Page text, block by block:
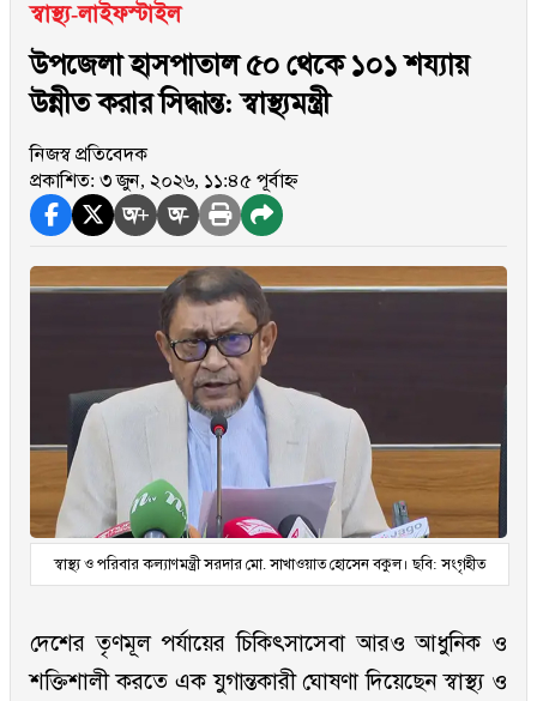
স্বাস্থ্য-লাইফস্টাইল
উপজেলা হাসপাতাল ৫০ থেকে ১০১ শয্যায়
উন্নীত করার সিদ্ধান্ত: স্বাস্থ্যমন্ত্রী
নিজস্ব প্রতিবেদক
প্রকাশিত: ৩ জুন, ২০২৬, ১১:৪৫ পূর্বাহ্ন
অ+ অ-
স্বাস্থ্য ও পরিবার কল্যাণমন্ত্রী সরদার মো. সাখাওয়াত হোসেন বকুল। ছবি: সংগৃহীত
দেশের তৃণমূল পর্যায়ের চিকিৎসাসেবা আরও আধুনিক ও
শক্তিশালী করতে এক যুগান্তকারী ঘোষণা দিয়েছেন স্বাস্থ্য ও